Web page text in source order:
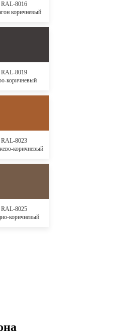
RAL-8016
коричневый
RAL-8019
коричневый
RAL-8023
коричневый
RAL-8025
коричневый